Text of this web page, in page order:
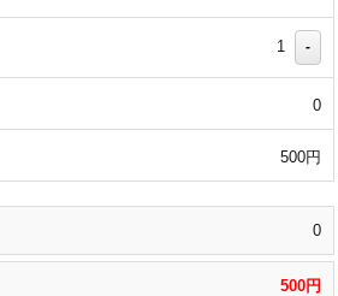
1 -
0
500円
0
500円